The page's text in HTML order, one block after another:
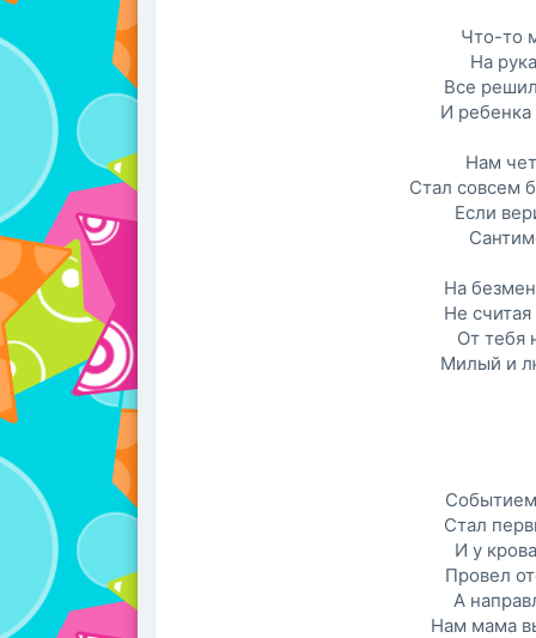
Что-то
На
Все
И ребенка
Нам
Стал совсем
Если
На
Не
От тебя
Милый и
Стал
И у
Провел
А
Нам мама